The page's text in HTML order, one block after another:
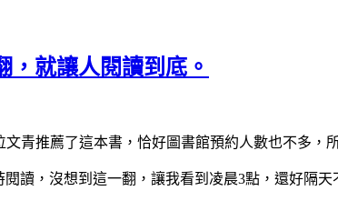
就讓人閱讀到底。
青推薦了這本書，恰好圖書館預約人數也不多，
讀，沒想到這一翻，讓我看到凌晨3點 ， 還好隔天